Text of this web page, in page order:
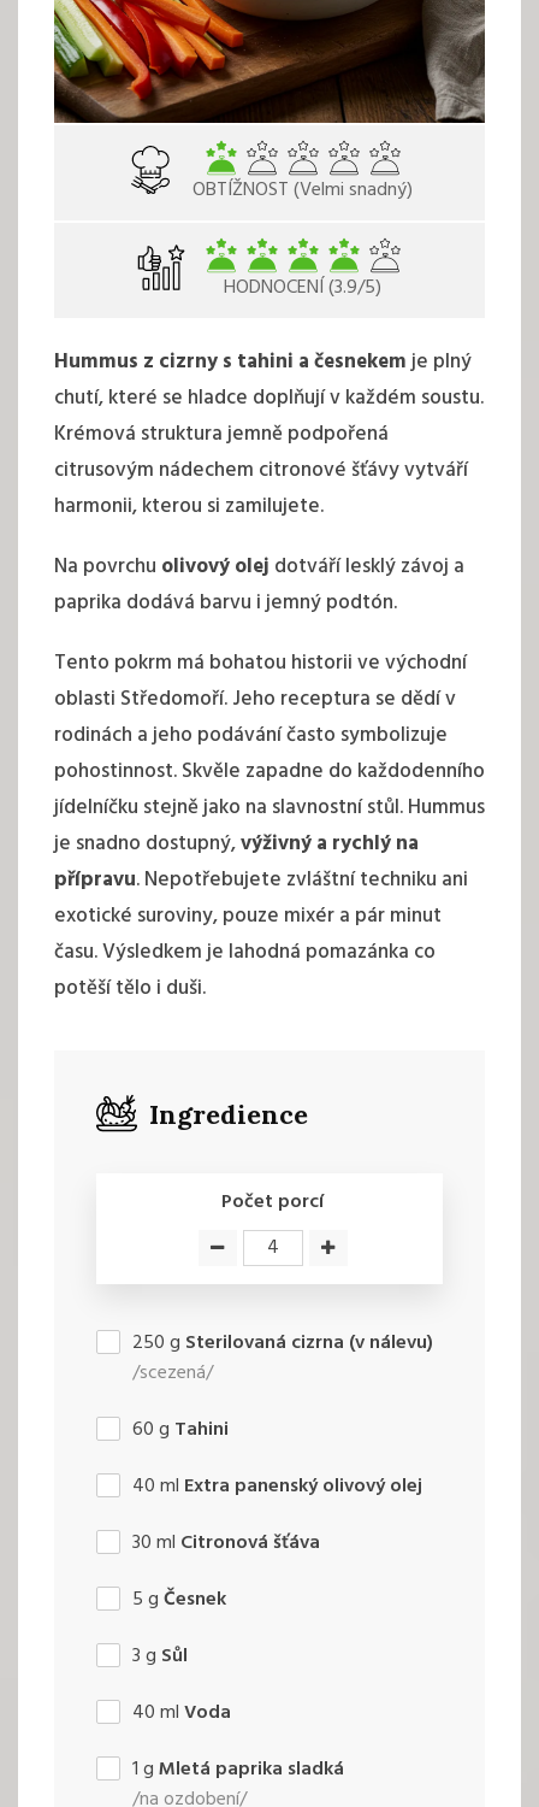
OBTÍŽNOST (Velmi snadný)
HODNOCENÍ (3.9/5)
Hummus z cizrny s tahini a česnekemje plný
chutí, které se hladce doplňují v každém soustu.
Krémová struktura jemně podpořená
citrusovým nádechem citronové šťávy vytváří
harmonii, kterou si zamilujete.
Na povrchu olivový olej dotváří lesklý závoj a
paprika dodává barvu i jemný podtón.
Tento pokrm má bohatou historii ve východní
oblasti Středomoří. Jeho receptura se dědí v
rodinách a jeho podávání často symbolizuje
pohostinnost. Skvěle zapadne do každodenního
jídelníčku stejně jako na slavnostní stůl. Hummus
je snadno dostupný,výživný a rychlý na
přípravu. Nepotřebujete zvláštní techniku ani
exotické suroviny, pouze mixér a pár minut
času. Výsledkem je lahodná pomazánka co
potěší tělo i duši.
Ingredience
Počet porcí
250g Sterilovaná cizrna (v nálevu)
/scezená/
60g Tahini
40ml Extra panenský olivový olej
30ml Citronová šťáva
5gČesnek
3g Sůl
40mlVoda
1gMletá paprika sladká
/na ozdobení/